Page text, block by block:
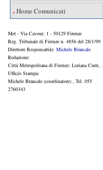
›Home Comunicati
Met - Via Cavour, 1 - 50129 Firenze
Reg. Tribunale di Firenze n. 4856 del 28/1/99
Direttore Responsabile: Michele Brancale
Redazione:
Città Metropolitana di Firenze: Loriana Curri, .
Ufficio Stampa:
Michele Brancale (coordinatore) , Tel. 055
2760343